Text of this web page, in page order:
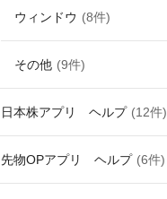
ウィンドウ (8件)
その他 (9件)
日本株アプリ ヘルプ (12件)
先物OPアプリ ヘルプ (6件)